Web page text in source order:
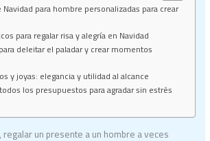
para hombre personalizadas para crear
para regalar risa y alegría en Navidad
deleitar el paladar y crear momentos
y joyas: elegancia y utilidad al alcance
los presupuestos para agradar sin estrés
regalar un presente a un hombre a veces